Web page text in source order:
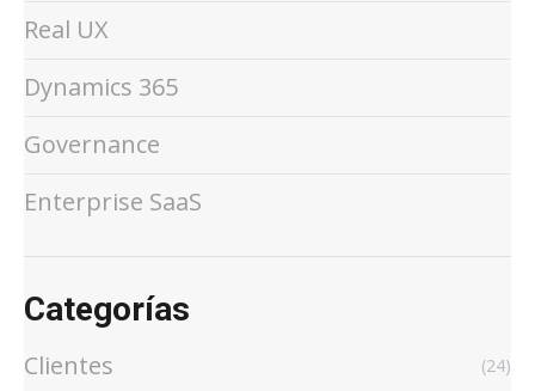
Real UX
Dynamics 365
Governance
Enterprise SaaS
Categorías
Clientes (24)